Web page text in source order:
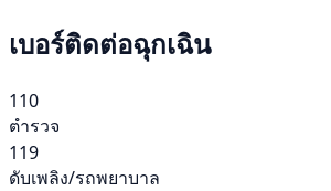
เบอร์ติดต่อฉุกเฉิน
110
ตำรวจ
119
ดับเพลิง/รถพยาบาล